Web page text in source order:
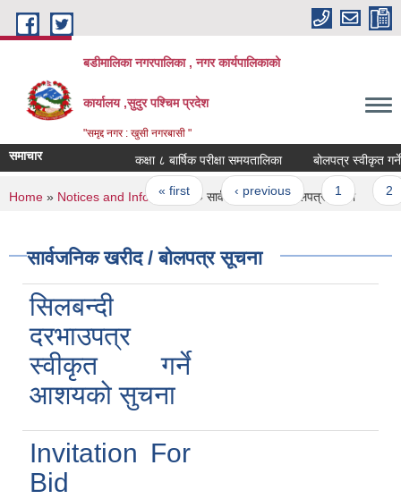
Skip to main content
बडीमालिका नगरपालिका , नगर कार्यपालिकाको
कार्यालय ,सुदुर पश्चिम प्रदेश
"समृद्द नगर : खुसी नगरबासी "
समाचार कक्षा ८ बार्षिक परीक्षा समयतालिका बोलपत्र स्वीकृत गर्ने
Pages
« first ‹ previous 1
You are here
Home » Notices and Information » सार्वजनिक खरीद / बोलपत्र सूचना
सार्वजनिक खरीद / बोलपत्र सूचना
सिलबन्दी
दरभाउपत्र
स्वीकृत गर्ने
आशयको सुचना
Invitation For
Bid